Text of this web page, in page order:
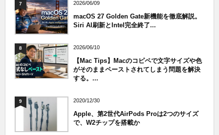
7 2026/06/09
macOS 27 Golden Gate新機能を徹底解説。
Siri AI刷新とIntel完全終了...
8 2026/06/10
【Mac Tips】Macのコピペで文字サイズや色
がそのままペーストされてしまう問題を解決
する。...
9 2020/12/30
Apple、第2世代AirPods Proは2つのサイズ
で、W2チップを搭載か